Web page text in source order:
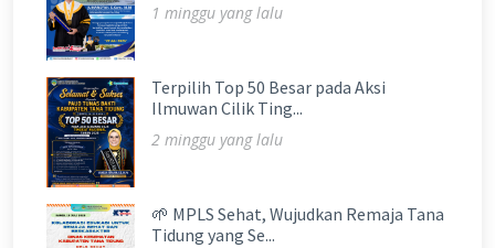
1 minggu yang lalu
Terpilih Top 50 Besar pada Aksi
Ilmuwan Cilik Ting...
2 minggu yang lalu
🌱 MPLS Sehat, Wujudkan Remaja Tana
Tidung yang Se...